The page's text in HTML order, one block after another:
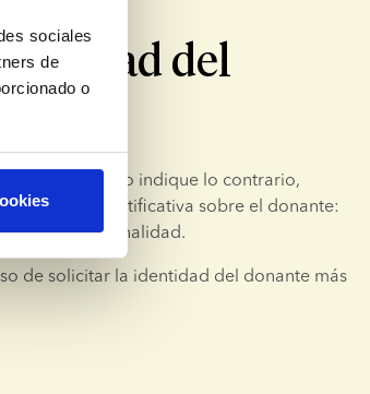
sociales
de
o
del
de tratamiento indique lo contrario,
identificativa sobre el donante:
y nacionalidad.
de solicitar la identidad del donante más